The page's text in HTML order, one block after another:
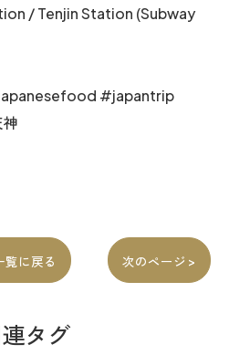
/ Tenjin Station (Subway
#japantrip
覧に戻る 次のページ >
タグ